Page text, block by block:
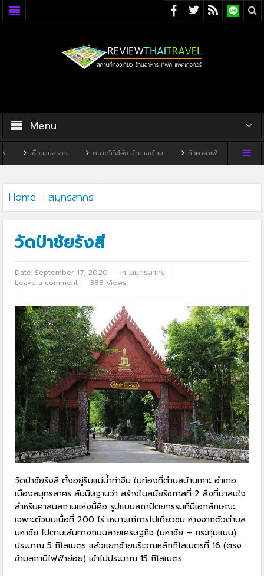
Menu
แม่สรวย ตลาดโก้งโค้ง บ้านแสงโสม ทิวผาคาเฟ่ บ้านพิพิธภัณฑ์ไทดำ
Home สมุทรสาคร
วัดป่าชัยรังสี
Date: September 17, 2020 in: สมุทรสาคร
Leave a comment
388 Views
วัดป่าชัยรังสี ตั้งอยู่ริมแม่น้ำท่าจีน ในท้องที่ตำบลบ้านเกาะ อำเภอ
เมืองสมุทรสาคร สันนิษฐานว่า สร้างในสมัยรัชกาลที่ 2 สิ่งที่น่าสนใจ
สำหรับศาสนสถานแห่งนี้คือ รูปแบบสถาปัตยกรรมที่มีเอกลักษณะ
เฉพาะตัวบนเนื้อที่ 200 ไร่ เหมาะแก่การไปเที่ยวชม ห่างจากตัวตำบล
มหาชัย ไปตามเส้นทางถนนสายเศรษฐกิจ (มหาชัย – กระทุ่มแบน)
ประมาณ 5 กิโลเมตร แล้วแยกซ้ายบริเวณหลักกิโลเมตรที่ 16 (ตรง
ข้ามสถานีไฟฟ้าย่อย) เข้าไปประมาณ 15 กิโลเมตร